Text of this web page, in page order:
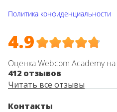
Контакты
Политика конфиденциальности
4.9
Оценка Webcom Academy
412 отзывов
Читать все отзывы